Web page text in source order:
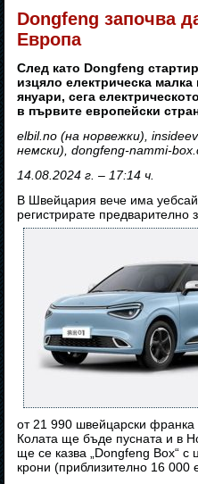
Dongfeng започва
Европа
След като Dongfeng
изцяло електрическа
януари, сега
в първите европейски
elbil.no (на норвежки),
немски), dongfeng-nammi-
14.08.2024 г. – 17:14 ч.
В Швейцария вече има
регистрирате
от 21 990 швейцарски
Колата ще бъде пусната и в
ще се казва „Dongfeng Box“
крони (приблизително 16 000